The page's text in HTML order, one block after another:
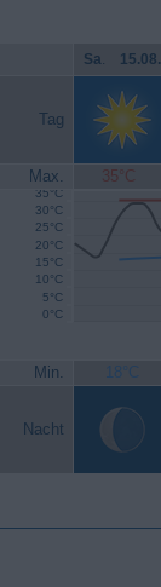
Sa. 15.08.
Tag
Max. 35°C
0°C
5°C
10°C
15°C
20°C
25°C
30°C
35°C
Min. 18°C
Nacht